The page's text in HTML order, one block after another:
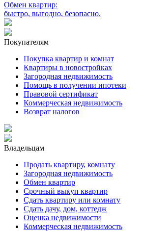
Обмен квартир:
быстро, выгодно, безопасно.
Покупателям
Покупка квартир и комнат
Квартиры в новостройках
Загородная недвижимость
Помощь в получении ипотеки
Правовой сертификат
Коммерческая недвижимость
Возврат налогов
Владельцам
Продать квартиру, комнату
Загородная недвижимость
Обмен квартир
Срочный выкуп квартир
Сдать квартиру или комнату
Сдать дачу, дом, коттедж
Оценка недвижимости
Коммерческая недвижимость